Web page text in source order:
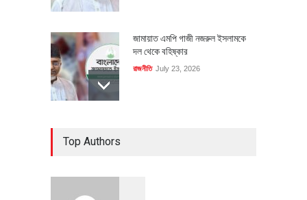
জামায়াত এমপি গাজী নজরুল ইসলামকে
দল থেকে বহিষ্কার
রাজনীতি July 23, 2026
Top Authors